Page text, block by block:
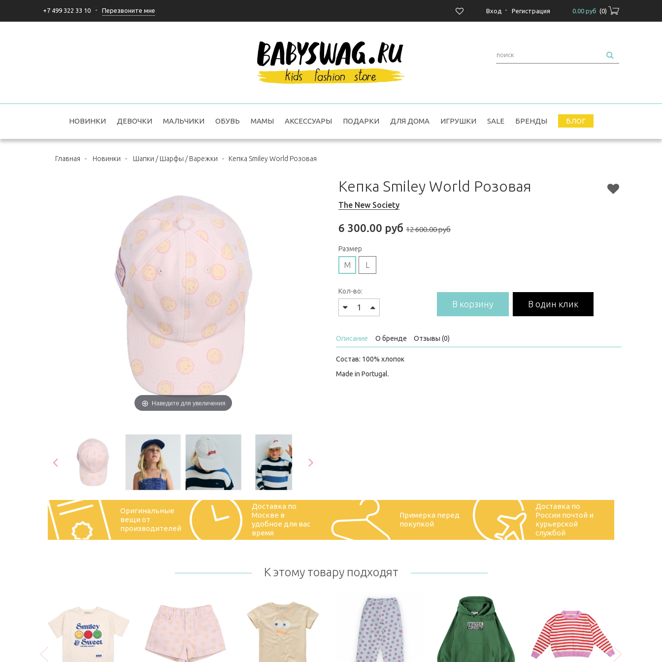
+7 499 322 33 10 - Перезвоните мне 0.00 руб (0)
Вход - Регистрация
НОВИНКИ ДЕВОЧКИ МАЛЬЧИКИ ОБУВЬ МАМЫ АКСЕССУАРЫ ПОДАРКИ ДЛЯ ДОМА ИГРУШКИ SALE БРЕНДЫ БЛОГ
Главная - Новинки - Шапки / Шарфы / Варежки - Кепка Smiley World Розовая
Наведите для увеличения
Кепка Smiley World Розовая
The New Society
6 300.00 руб 12 600.00 руб
Размер
M L
Кол-во:
В корзину В один клик
Описание О бренде Отзывы (0)
Состав: 100% хлопок
Made in Portugal.
Оригинальные
вещи от
производителей
Доставка по
Москве в
удобное для вас
время
Примерка перед
покупкой
Доставка по
России почтой и
курьерской
службой
К этому товару подходят